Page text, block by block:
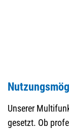
Unserer
gesetzt. Ob